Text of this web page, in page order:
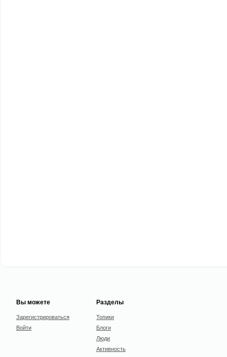
Вы можете
Зарегистрироваться
Войти
Разделы
Топики
Блоги
Люди
Активность